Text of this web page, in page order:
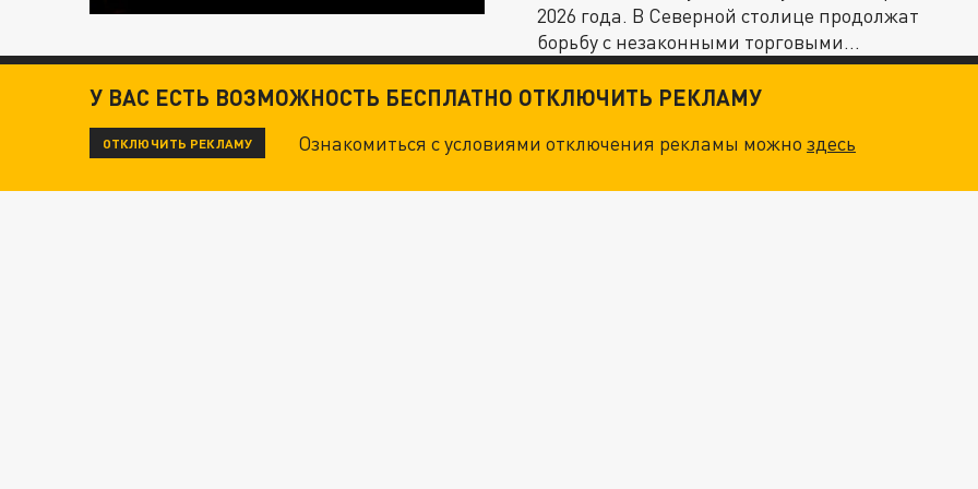
2026 года. В Северной столице продолжат
борьбу с незаконными торговыми...
У ВАС ЕСТЬ ВОЗМОЖНОСТЬ БЕСПЛАТНО ОТКЛЮЧИТЬ РЕКЛАМУ
ОТКЛЮЧИТЬ РЕКЛАМУ Ознакомиться с условиями отключения рекламы можноздесь